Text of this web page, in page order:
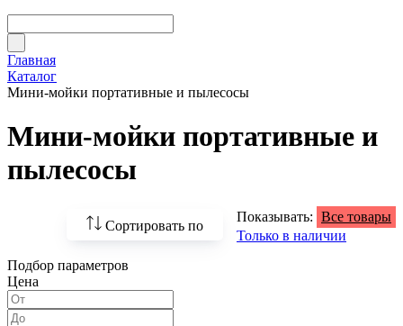
Главная
Каталог
Мини-мойки портативные и пылесосы
Мини-мойки портативные и
пылесосы
Сортировать по
По возрастанию
Показывать: Все товары
Только в наличии
Подбор параметров
Цена